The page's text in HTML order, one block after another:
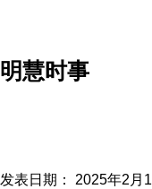
明慧时事
发表日期： 2025年2月